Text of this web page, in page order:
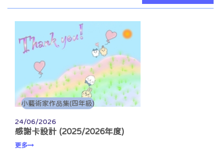
小藝術家作品集(四年級)
24/06/2026
感謝卡設計 (2025/2026年度)
更多